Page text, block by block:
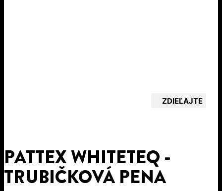
ZDIEĽAJTE
PATTEX WHITETEQ -
TRUBIČKOVÁ PENA